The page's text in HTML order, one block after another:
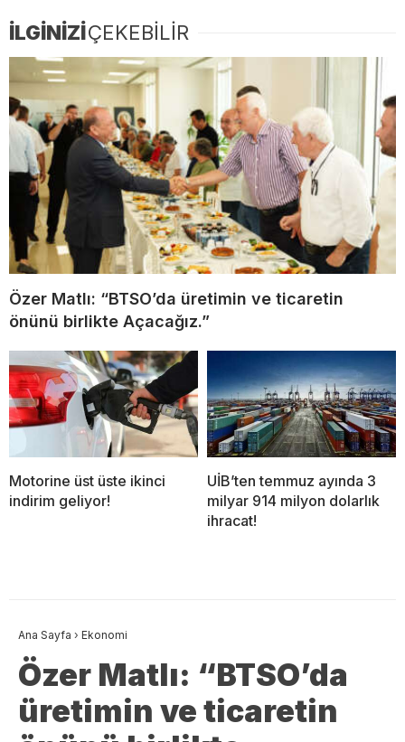
İLGİNİZİÇEKEBİLİR
Özer Matlı: “BTSO’da üretimin ve ticaretin
önünü birlikte Açacağız.”
Motorine üst üste ikinci
indirim geliyor!
UİB’ten temmuz ayında 3
milyar 914 milyon dolarlık
ihracat!
Ana Sayfa › Ekonomi
Özer Matlı: “BTSO’da
üretimin ve ticaretin